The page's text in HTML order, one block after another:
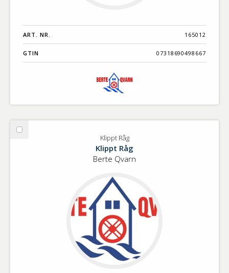
ART. NR. 165012
GTIN 07318690498667
Välj
Klippt Råg
Klippt Råg
Berte Qvarn